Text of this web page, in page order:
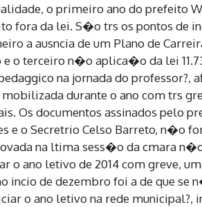
o primeiro ano do prefeito
fora da lei. S�o trs os pontos de
a ausncia de um Plano de
o terceiro n�o aplica�o da lei
na jornada do professor?,
durante o ano com trs
Os documentos assinados pelo
e o Secretrio Celso Barreto, n�o
na ltima sess�o da cmara
o ano letivo de 2014 com greve,
incio de dezembro foi a de que se
o ano letivo na rede municipal?,